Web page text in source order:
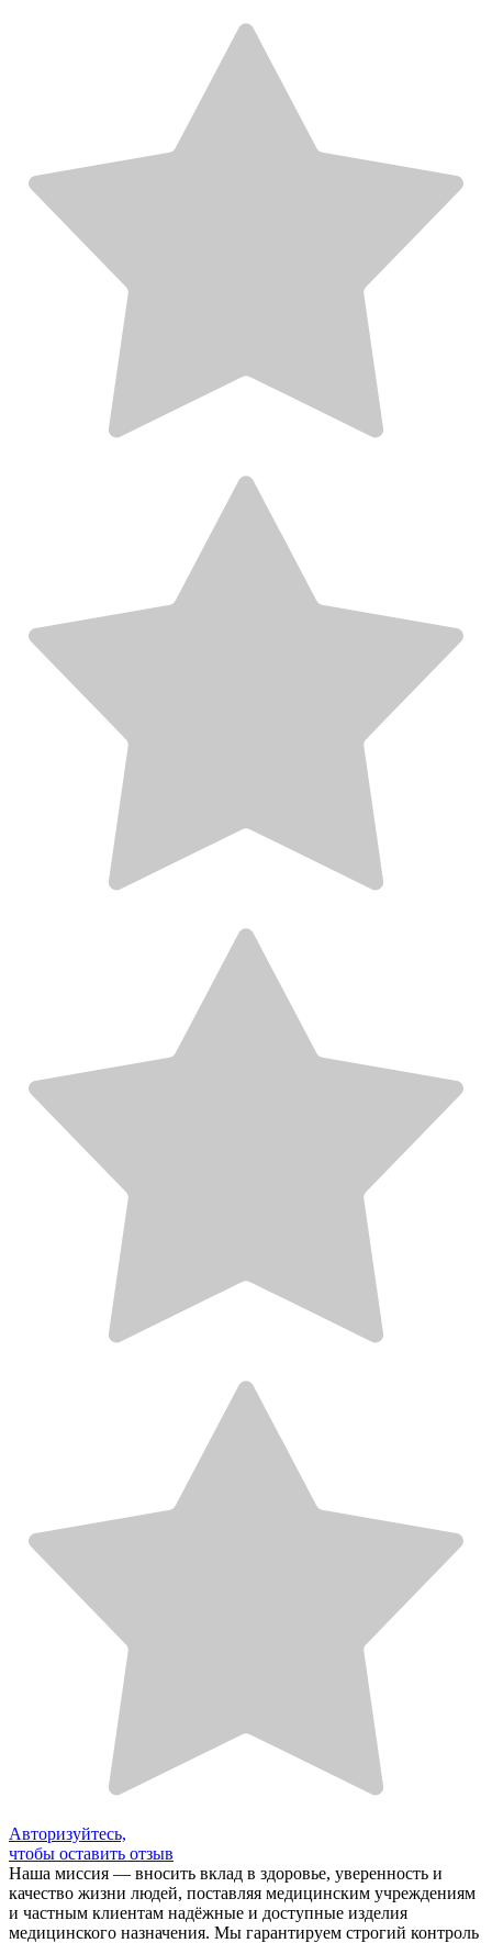
Авторизуйтесь,
чтобы оставить отзыв
Наша миссия — вносить вклад в здоровье, уверенность и
качество жизни людей, поставляя медицинским учреждениям
и частным клиентам надёжные и доступные изделия
медицинского назначения. Мы гарантируем строгий контроль